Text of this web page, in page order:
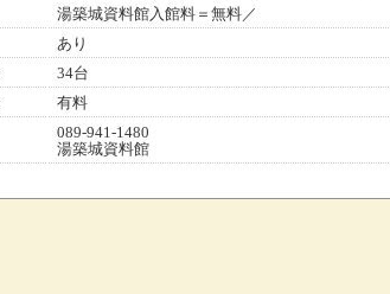
湯築城資料館入館料＝無料／
あり
34台
有料
089-941-1480
湯築城資料館